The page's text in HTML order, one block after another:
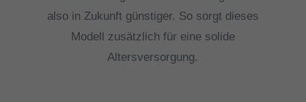
also in Zukunft günstiger. So sorgt dieses
Modell zusätzlich für eine solide
Altersversorgung.